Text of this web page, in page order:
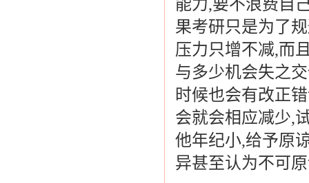
能力,要不浪费自
果考研只是为了
压力只增不减,而
与多少机会失之
时候也会有改正
会就会相应减少,
他年纪小,给予原
异甚至认为不可